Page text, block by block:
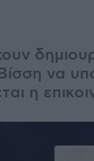
να
η